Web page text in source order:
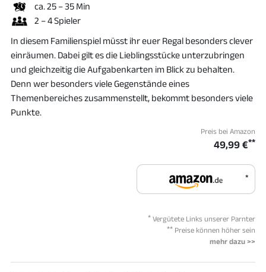
ca. 25 – 35 Min
2 – 4 Spieler
In diesem Familienspiel müsst ihr euer Regal besonders clever
einräumen. Dabei gilt es die Lieblingsstücke unterzubringen
und gleichzeitig die Aufgabenkarten im Blick zu behalten.
Denn wer besonders viele Gegenstände eines
Themenbereiches zusammenstellt, bekommt besonders viele
Punkte.
Preis bei Amazon
49,99 €**
*
* Vergütete Links unserer Parnter
** Preise können höher sein
mehr dazu >>